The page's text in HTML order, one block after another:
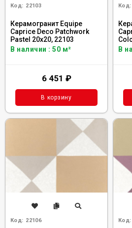
Код: 22103
Керамогранит Equipe
Caprice Deco Patchwork
Pastel 20x20, 22103
В наличии : 50 м²
6 451 ₽
В корзину
Код:
В
Код: 22106 Код: